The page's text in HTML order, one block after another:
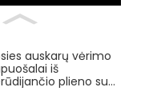
auskarų vėrimo
iš
plieno su